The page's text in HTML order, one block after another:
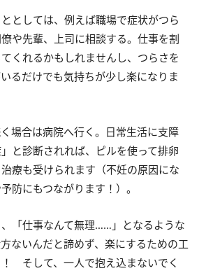
としては、例えば職場で症状がつら
や先輩、上司に相談する。仕事を割
くれるかもしれませんし、つらさを
るだけでも気持ちが少し楽になりま
場合は病院へ行く。日常生活に支障
と診断されれば、ピルを使って排卵
療も受けられます（不妊の原因にな
防にもつながります！）。
「仕事なんて無理……」となるような
ないんだと諦めず、楽にするための工
そして、一人で抱え込まないでく